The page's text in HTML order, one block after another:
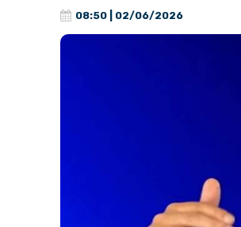
08:50 | 02/06/2026